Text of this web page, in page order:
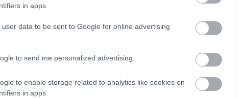
in apps.
data to be sent to Google for online advertising
to send me personalized advertising.
to enable storage related to analytics like cookies on
in apps.